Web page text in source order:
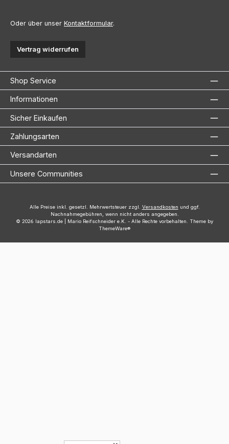
Oder über unser Kontaktformular.
Vertrag widerrufen
Shop Service
Informationen
Sicher Einkaufen
Zahlungsarten
Versandarten
Unsere Communities
Alle Preise inkl. gesetzl. Mehrwertsteuer zzgl. Versandkosten und ggf.
Nachnahmegebühren, wenn nicht anders angegeben.
© 2026 lapstars.de | Mario Reifschneider e.K. - Alle Rechte vorbehalten. Theme by
ThemeWare®